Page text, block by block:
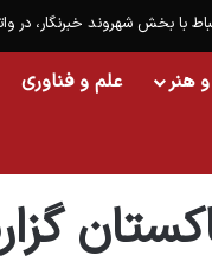
با بخش شهروند خبرنگار، در واتساپ
هنر علم و فناوری